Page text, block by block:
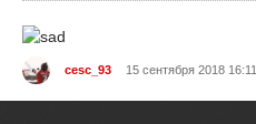
cesc_93 15 сентября 2018 16:11